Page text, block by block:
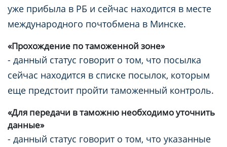
уже прибыла в РБ и сейчас находится в месте
международного почтобмена в Минске.
«Прохождение по таможенной зоне»
- данный статус говорит о том, что посылка
сейчас находится в списке посылок, которым
еще предстоит пройти таможенный контроль.
«Для передачи в таможню необходимо уточнить
данные»
- данный статус говорит о том, что указанные